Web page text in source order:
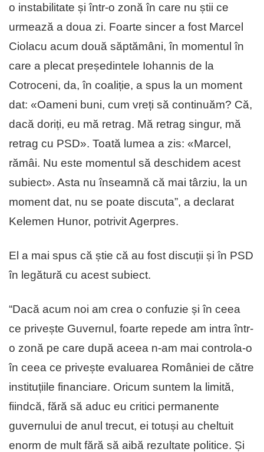
o instabilitate și într-o zonă în care nu știi ce
urmează a doua zi. Foarte sincer a fost Marcel
Ciolacu acum două săptămâni, în momentul în
care a plecat președintele Iohannis de la
Cotroceni, da, în coaliție, a spus la un moment
dat: «Oameni buni, cum vreți să continuăm? Că,
dacă doriți, eu mă retrag. Mă retrag singur, mă
retrag cu PSD». Toată lumea a zis: «Marcel,
rămâi. Nu este momentul să deschidem acest
subiect». Asta nu înseamnă că mai târziu, la un
moment dat, nu se poate discuta”, a declarat
Kelemen Hunor, potrivit Agerpres.
El a mai spus că știe că au fost discuții și în PSD
în legătură cu acest subiect.
“Dacă acum noi am crea o confuzie și în ceea
ce privește Guvernul, foarte repede am intra într-
o zonă pe care după aceea n-am mai controla-o
în ceea ce privește evaluarea României de către
instituțiile financiare. Oricum suntem la limită,
fiindcă, fără să aduc eu critici permanente
guvernului de anul trecut, ei totuși au cheltuit
enorm de mult fără să aibă rezultate politice. Și